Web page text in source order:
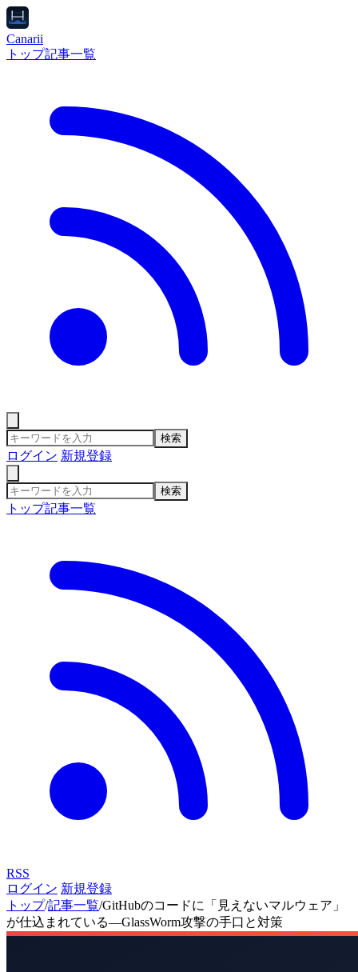
Canarii
トップ記事一覧
検索
ログイン 新規登録
検索
トップ記事一覧
RSS
ログイン 新規登録
トップ/記事一覧/GitHubのコードに「見えないマルウェア」
が仕込まれている―GlassWorm攻撃の手口と対策